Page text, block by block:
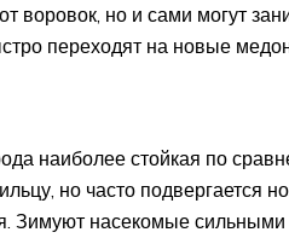
воровок, но и сами могут
переходят на новые
наиболее стойкая по
но часто подвергается
Зимуют насекомые сильными